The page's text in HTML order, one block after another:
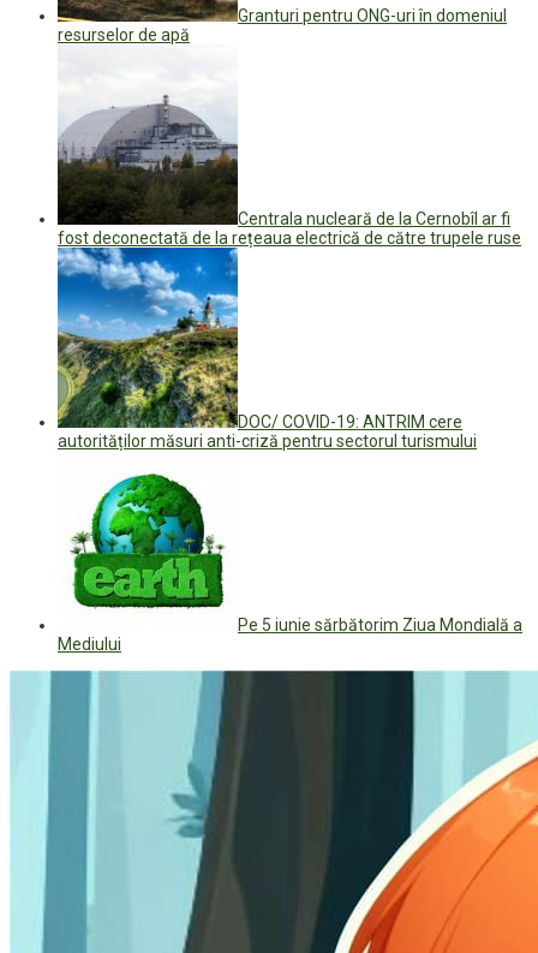
Granturi pentru ONG-uri în domeniul
resurselor de apă
Centrala nucleară de la Cernobîl ar fi
fost deconectată de la rețeaua electrică de către trupele ruse
DOC/ COVID-19: ANTRIM cere
autorităților măsuri anti-criză pentru sectorul turismului
Pe 5 iunie sărbătorim Ziua Mondială a
Mediului